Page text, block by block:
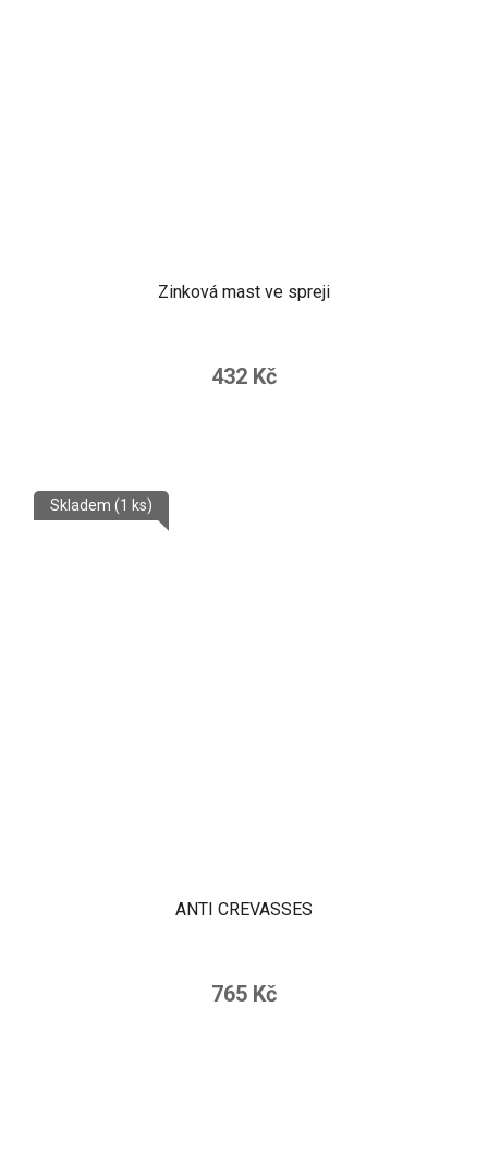
Zinková mast ve spreji
432 Kč
ANTI CREVASSES
Skladem (1 ks)
765 Kč